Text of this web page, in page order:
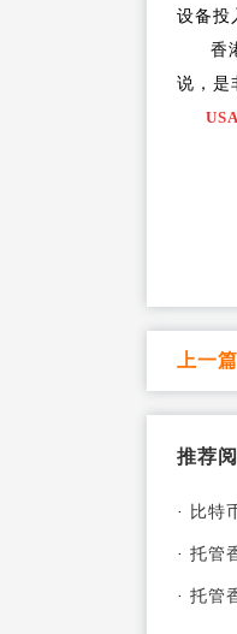
设备投
香
说，是
上一篇
推荐
· 比特
· 托管
· 托管